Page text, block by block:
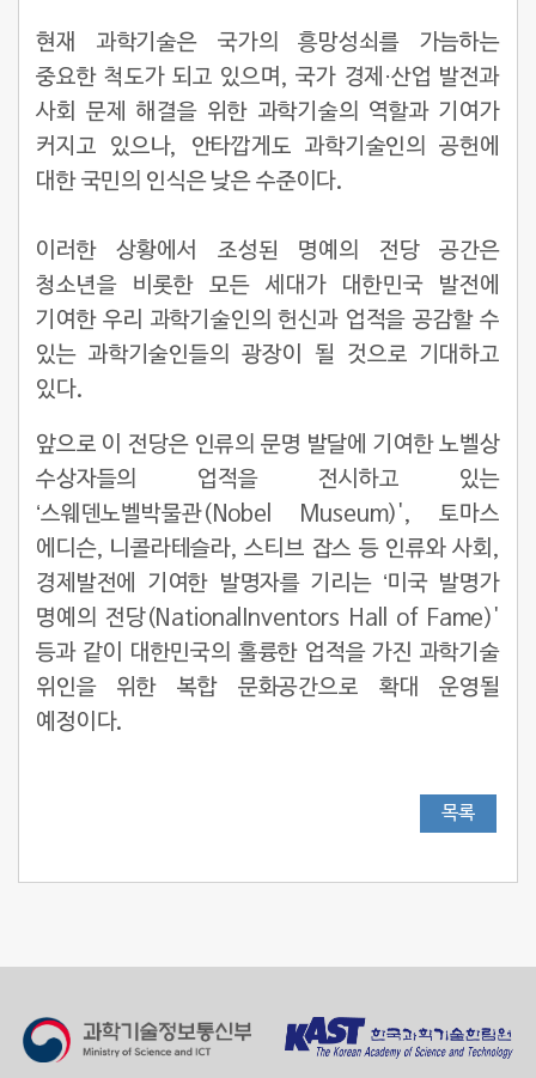
현재 과학기술은 국가의 흥망성쇠를 가늠하는
중요한 척도가 되고 있으며, 국가 경제·산업 발전과
사회 문제 해결을 위한 과학기술의 역할과 기여가
커지고 있으나, 안타깝게도 과학기술인의 공헌에
대한 국민의 인식은 낮은 수준이다.
이러한 상황에서 조성된 명예의 전당 공간은
청소년을 비롯한 모든 세대가 대한민국 발전에
기여한 우리 과학기술인의 헌신과 업적을 공감할 수
있는 과학기술인들의 광장이 될 것으로 기대하고
있다.
앞으로 이 전당은 인류의 문명 발달에 기여한 노벨상
수상자들의 업적을 전시하고 있는
‘스웨덴노벨박물관(Nobel Museum)', 토마스
에디슨, 니콜라테슬라, 스티브 잡스 등 인류와 사회,
경제발전에 기여한 발명자를 기리는 ‘미국 발명가
명예의 전당(NationalInventors Hall of Fame)'
등과 같이 대한민국의 훌륭한 업적을 가진 과학기술
위인을 위한 복합 문화공간으로 확대 운영될
예정이다.
목록